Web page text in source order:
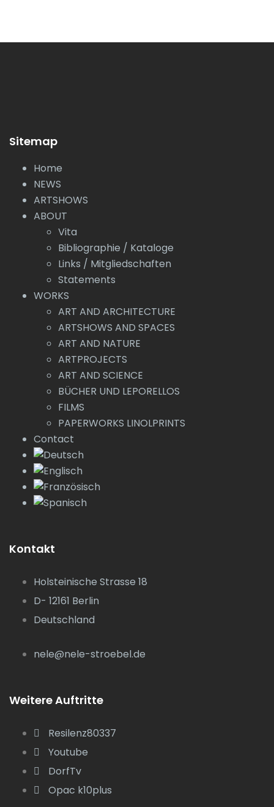
Sitemap
Home
NEWS
ARTSHOWS
ABOUT
Vita
Bibliographie / Kataloge
Links / Mitgliedschaften
Statements
WORKS
ART AND ARCHITECTURE
ARTSHOWS AND SPACES
ART AND NATURE
ARTPROJECTS
ART AND SCIENCE
BÜCHER UND LEPORELLOS
FILMS
PAPERWORKS LINOLPRINTS
Contact
Kontakt
Holsteinische Strasse 18
D- 12161 Berlin
Deutschland
nele@nele-stroebel.de
Weitere Auftritte
Resilenz80337
Youtube
DorfTv
Opac k10plus